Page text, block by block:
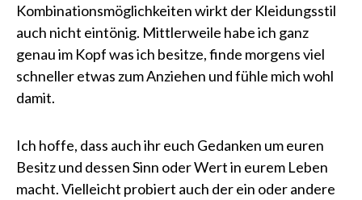
Kombinationsmöglichkeiten wirkt der Kleidungsstil
auch nicht eintönig. Mittlerweile habe ich ganz
genau im Kopf was ich besitze, finde morgens viel
schneller etwas zum Anziehen und fühle mich wohl
damit.
Ich hoffe, dass auch ihr euch Gedanken um euren
Besitz und dessen Sinn oder Wert in eurem Leben
macht. Vielleicht probiert auch der ein oder andere